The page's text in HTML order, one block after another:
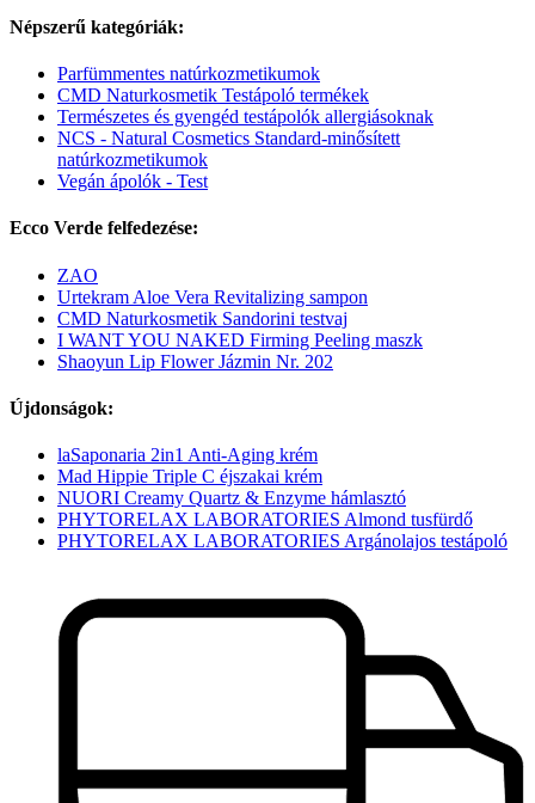
Népszerű kategóriák:
Parfümmentes natúrkozmetikumok
CMD Naturkosmetik Testápoló termékek
Természetes és gyengéd testápolók allergiásoknak
NCS - Natural Cosmetics Standard-minősített
natúrkozmetikumok
Vegán ápolók - Test
Ecco Verde felfedezése:
ZAO
Urtekram Aloe Vera Revitalizing sampon
CMD Naturkosmetik Sandorini testvaj
I WANT YOU NAKED Firming Peeling maszk
Shaoyun Lip Flower Jázmin Nr. 202
Újdonságok:
laSaponaria 2in1 Anti-Aging krém
Mad Hippie Triple C éjszakai krém
NUORI Creamy Quartz & Enzyme hámlasztó
PHYTORELAX LABORATORIES Almond tusfürdő
PHYTORELAX LABORATORIES Argánolajos testápoló